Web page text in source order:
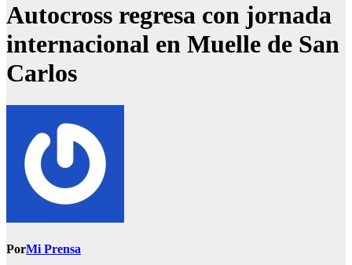
Autocross regresa con jornada
internacional en Muelle de San
Carlos
PorMi Prensa